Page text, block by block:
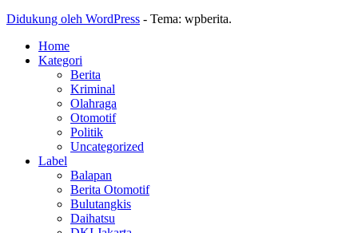
Didukung oleh WordPress - Tema: wpberita.
Home
Kategori
Berita
Kriminal
Olahraga
Otomotif
Politik
Uncategorized
Label
Balapan
Berita Otomotif
Bulutangkis
Daihatsu